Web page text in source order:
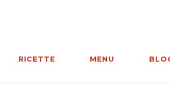
RICETTE MENU